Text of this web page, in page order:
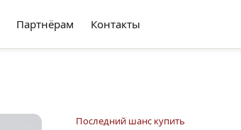
Партнёрам Контакты
Последний шанс купить